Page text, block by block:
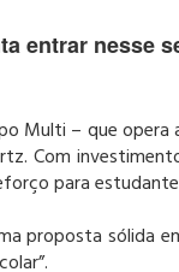
entrar nesse
Multi – que opera
Com
para
proposta sólida